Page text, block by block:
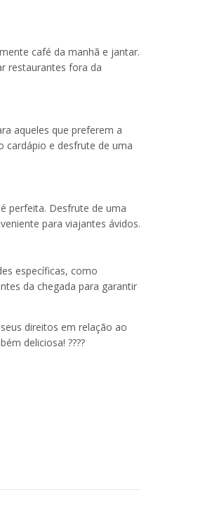
café da manhã e jantar.
restaurantes fora da
aqueles que preferem a
cardápio e desfrute de uma
perfeita. Desfrute de uma
para viajantes ávidos.
específicas, como
da chegada para garantir
direitos em relação ao
deliciosa! ????